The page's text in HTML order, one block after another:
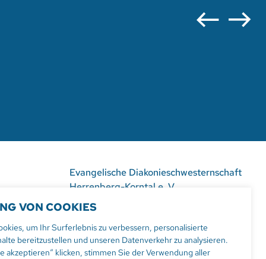
VON COOKIES
um Ihr Surferlebnis zu verbessern, personalisierte
bereitzustellen und unseren Datenverkehr zu analysieren.
akzeptieren“ klicken, stimmen Sie der Verwendung aller
Evangelische Diakonieschwesternschaft
Herrenberg-Korntal e. V.
Hildrizhauser Str. 29
71083 Herrenberg
Tel:07032 206-0
Mail: info@evdiak.de